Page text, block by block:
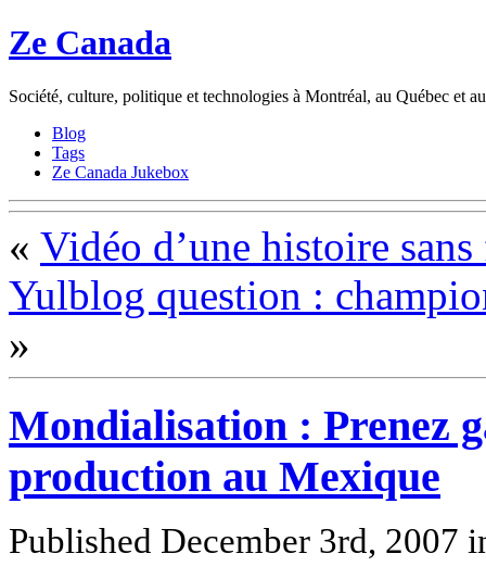
Ze Canada
Société, culture, politique et technologies à Montréal, au Québec et
Blog
Tags
Ze Canada Jukebox
« Vidéo d’une histoire
Yulblog question :
»
Mondialisation : Prenez
production au Mexique
Published December 3rd, 2007